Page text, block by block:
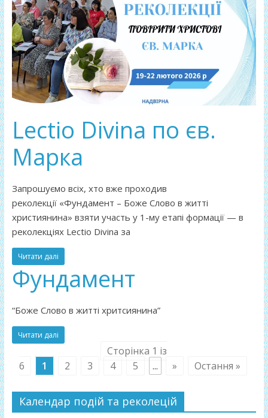
Lectio Divina по єв.
Марка
Запрошуємо всіх, хто вже проходив
реколекції «Фундамент – Боже Слово в житті
християнина» взяти участь у 1-му етапі формації — в
реколекціях Lectio Divina за
Читати далі
Фундамент
“Боже Слово в житті хритсиянина”
Читати далі
Сторінка 1 із
6
1 2 3 4 5 ... » Остання »
Календар подій та реколецій